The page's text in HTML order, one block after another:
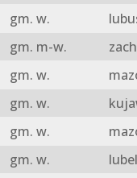
gm. w.
gm. m-w.
gm. w.
gm. w.
gm. w.
gm. w.